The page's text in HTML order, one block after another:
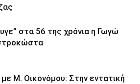
στα 56 της χρόνια η Γωγώ
M. Οικονόμου: Στην εντατική